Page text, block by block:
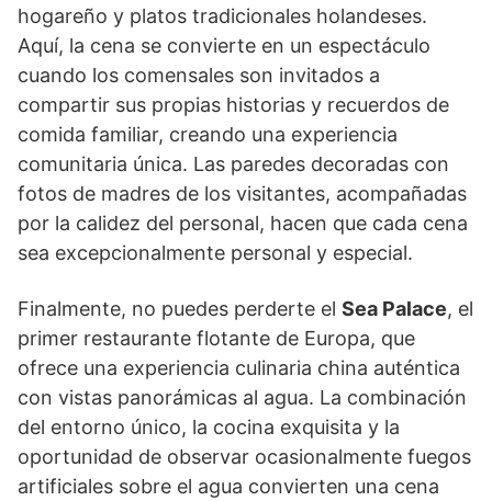
hogareño y platos tradicionales holandeses.
Aquí, la cena se convierte en un espectáculo
cuando los comensales son invitados a
compartir sus propias historias y recuerdos de
comida familiar, creando una experiencia
comunitaria única. Las paredes decoradas con
fotos de madres de los visitantes, acompañadas
por la calidez del personal, hacen que cada cena
sea excepcionalmente personal y especial.
Finalmente, no puedes perderte el Sea Palace, el
primer restaurante flotante de Europa, que
ofrece una experiencia culinaria china auténtica
con vistas panorámicas al agua. La combinación
del entorno único, la cocina exquisita y la
oportunidad de observar ocasionalmente fuegos
artificiales sobre el agua convierten una cena